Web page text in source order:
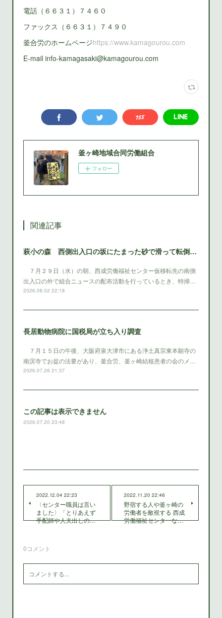
電話（６６３１）７４６０
ファックス（６６３１）７４９０
釜合労のホームページhttps://www.kamagourou.com
E-mail info-kamagasaki@kamagourou.com
釜ヶ崎地域合同労働組合
フォロー
関連記事
萩小の森 西側出入口の坂にたまった砂で滑って転倒 西成区役所は早急に砂を除去する対策をとること
７月２９日（水）の朝、西成労働福祉センター仮移転先の南側
出入口の外で組合ニュースの配布活動を行っているとき、特掃…
2026.08.02 22:18
長居動物病院に国税局が立ち入り調査
７月１５日の午後、大阪府泉大津市にある浄土真宗東本願寺の
南溟寺でお盆の法要があり、釜合労、釜ヶ崎結核患者の会のメ…
2026.07.26 21:37
この記事は表示できません
2026.07.20 23:48
2022.12.04 22:23
〈センター職員は言い
ました〉「とりあえず
手配師や人夫出しの…
2022.11.20 22:46
野宿する人や釜ヶ崎の
労働者を敵視する 西成
労働福祉センターな…
0コメント